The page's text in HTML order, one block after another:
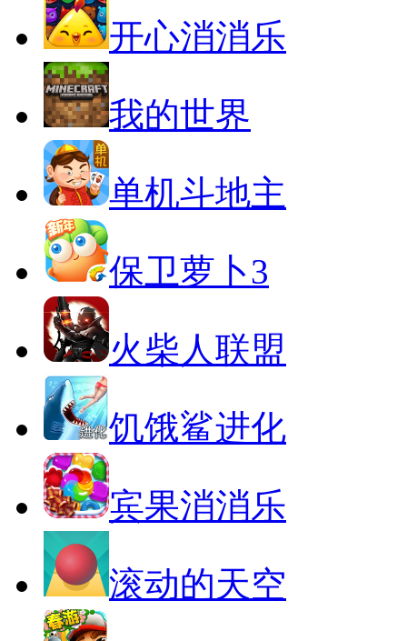
开心消消乐
我的世界
单机斗地主
保卫萝卜3
火柴人联盟
饥饿鲨进化
宾果消消乐
滚动的天空